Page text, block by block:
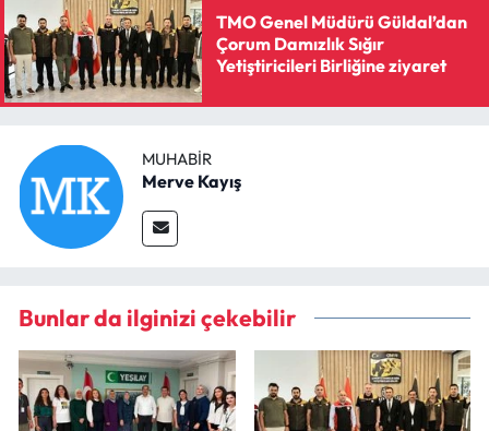
TMO Genel Müdürü Güldal’dan
Çorum Damızlık Sığır
Yetiştiricileri Birliğine ziyaret
MUHABIR
Merve Kayış
Bunlar da ilginizi çekebilir
Sungurlu Haberleri
Turizm
Yaşam
Yayla Haber
Yerel Haberler